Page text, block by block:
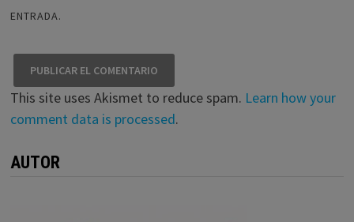
ENTRADA.
This site uses Akismet to reduce spam. Learn how your
comment data is processed.
AUTOR